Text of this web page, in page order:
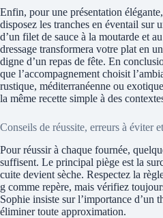
Enfin, pour une présentation
disposez les tranches en éventail sur
d’un filet de sauce à la moutarde et
dressage transformera votre plat en
digne d’un repas de fête. En
que l’accompagnement choisit
rustique, méditerranéenne ou
la même recette simple à des
Conseils de réussite, erreurs à éviter
Pour réussir à chaque fournée,
suffisent. Le principal piège est la
cuite devient sèche. Respectez la
g comme repère, mais vérifiez
Sophie insiste sur l’importance d’un
éliminer toute approximation.